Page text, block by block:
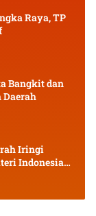
Raya, TP
Bangkit dan
Daerah
Iringi
Indonesia